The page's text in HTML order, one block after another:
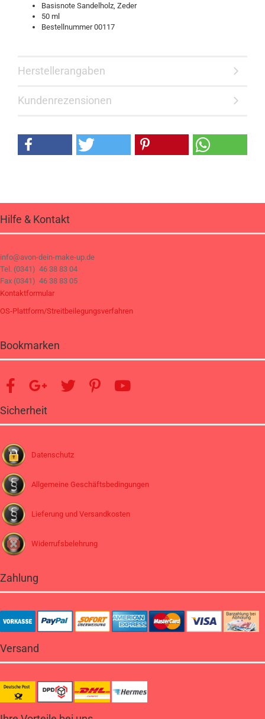
Basisnote Sandelholz, Zeder
50 ml
Bestellnummer 00117
Herstellerangaben
Kundenrezensionen
Hilfe & Kontakt
info@avon-dein-make-up.de
Tel. (0341) 46 38 83 04
Fax (0341) 46 38 83 05
Kontaktformular
OS-Plattform/Streitbeilegungsverfahren
Bookmarken
Sicherheit
Datenschutz
Allgemeine Geschäftsbedingungen
Lieferung und Versandkosten
Widerrufsbelehrung
Zahlung
Versand